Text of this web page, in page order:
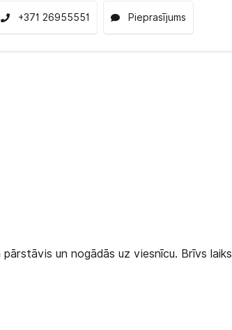
+371 26955551 Pieprasījums
un nogādās uz viesnīcu. Brīvs laiks